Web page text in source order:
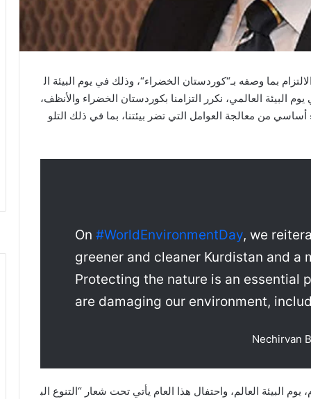
بما وصفه بـ“كوردستان الخضراء“، وذلك في يوم البيئة ال
البيئة العالمي، نكرر التزامنا بكوردستان الخضراء والأنظف،
من معالجة العوامل التي تضر بيئتنا، بما في ذلك التلو
On #WorldEnvironmentDay, we
greener and cleaner Kurdistan and a
Protecting the nature is an essential
are damaging our environment,
البيئة العالم، واحتفال هذا العام يأتي تحت شعار “التنوع الب